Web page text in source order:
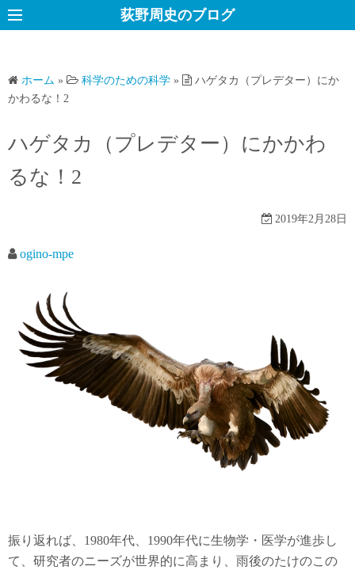
コ
ン
ツ
キ
荻野周史のブログ
ホーム » 科学のための科学 »
ハゲタカ（プレデター）にか
かわるな！2
ハゲタカ（プレデター）にかかわ
るな！2
2019年2月28日
ogino-mpe
振り返れば、1980年代、1990年代に生物学・医学が進歩し
て、研究者のニーズが世界的に高まり、雨後のたけのこの